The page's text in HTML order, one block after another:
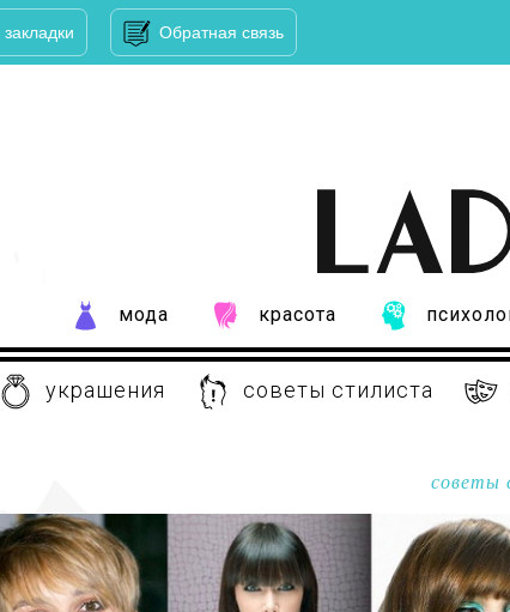
закладки Обратная связь
мода красота
украшения советы стилиста
советы